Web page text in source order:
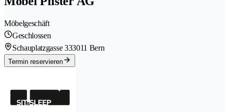
Möbelgeschäft
Geschlossen
Schauplatzgasse 333011 Bern
Termin reservieren